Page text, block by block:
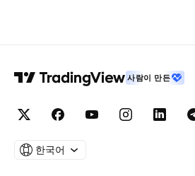
사람이 만든
한국어